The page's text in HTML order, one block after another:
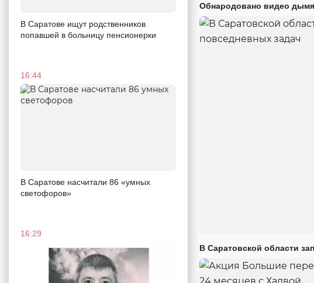
В Саратове ищут родственников
попавшей в больницу пенсионерки
16:44
В Саратове насчитали 86 «умных
светофоров»
16:29
Обнародовано видео
В Саратовской области